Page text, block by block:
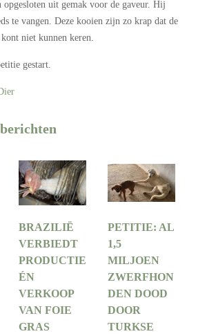
uit gemak voor de gaveur. Hij
te vangen. Deze kooien zijn zo krap dat de
niet kunnen keren.
gestart.
BRAZILIË
VERBIEDT
PRODUCTIE
ÉN
VERKOOP
VAN FOIE
GRAS
PETITIE: AL
1,5
MILJOEN
ZWERFHON
DEN DOOD
DOOR
TURKSE